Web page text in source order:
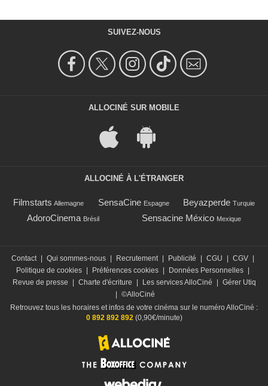
SUIVEZ-NOUS
ALLOCINÉ SUR MOBILE
ALLOCINÉ À L'ÉTRANGER
Filmstarts Allemagne SensaCine Espagne Beyazperde Turquie
AdoroCinema Brésil Sensacine México Mexique
Contact | Qui sommes-nous | Recrutement | Publicité | CGU | CGV |
Politique de cookies | Préférences cookies | Données Personnelles |
Revue de presse
| Charte d'écriture | Les services AlloCiné | Gérer Utiq
| ©AlloCiné
Retrouvez tous les horaires et infos de votre cinéma sur le numéro AlloCiné :
0 892 892 892 (0,90€/minute)